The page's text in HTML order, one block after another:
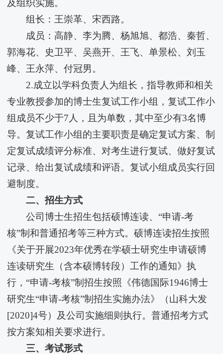
及组织实施。
组长：王崇革、宋西路。
成员：高静、李为腾、杨旭旭、都浩、秦哲、
郭海花、史卫平、吴燕开、王飞、单景松、刘玉
峰、王永萍、付冠男。
2.成立以学科负责人为组长，指导教师和相关
专业教授参加的博士生复试工作小组，复试工作小
组成员不少于7人，且为单数，其中至少有3名博
导。复试工作小组的主要职责是确定复试方案、制
定复试成绩评分标准、对考生进行复试、做好复试
记录、给出复试成绩和评语。复试小组成员实行回
避制度。
二、招生方式
公司博士生招生包括硕博连读、“申请-考
核”制和普通招考等三种方式。硕博连读招生按照
《关于开展2023年优秀在学硕士研究生申请硕博
连读研究生（含本硕博转段）工作的通知》执
行，“申请-考核”制招生按照《伟德国际1946博士
研究生“申请-考核”制招生实施办法》（山科大发
[2020]4号）及公司实施细则执行。普通招考方式
按方案知相关要求进行。
三、考试形式